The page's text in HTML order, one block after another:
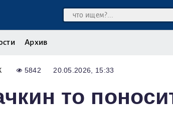
Архив
5842 20.05.2026, 15:33
то